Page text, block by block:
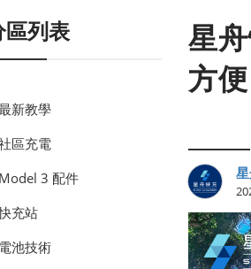
區列表
新教學
區充電
Model 3 配件
充站
電池技術
星
方